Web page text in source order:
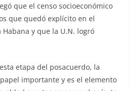
que el censo socioeconómico
que quedó explícito en el
Habana y que la U.N. logró
etapa del posacuerdo, la
importante y es el elemento